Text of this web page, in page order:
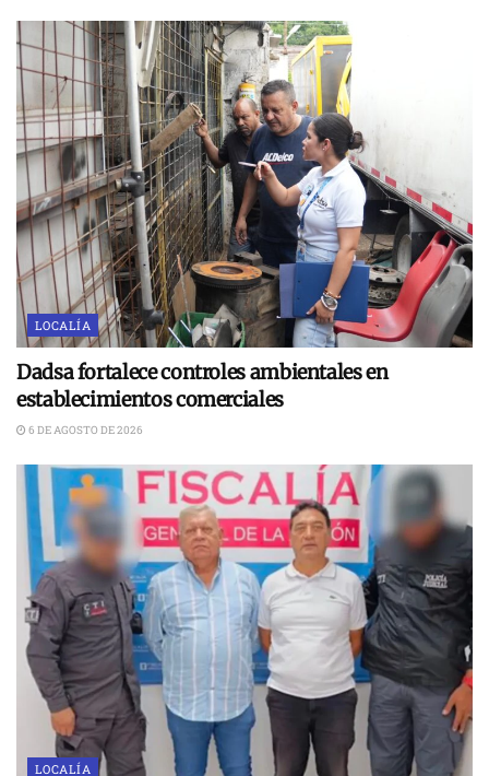
LOCALÍA
Dadsa fortalece controles ambientales en
establecimientos comerciales
6 DE AGOSTO DE 2026
LOCALÍA